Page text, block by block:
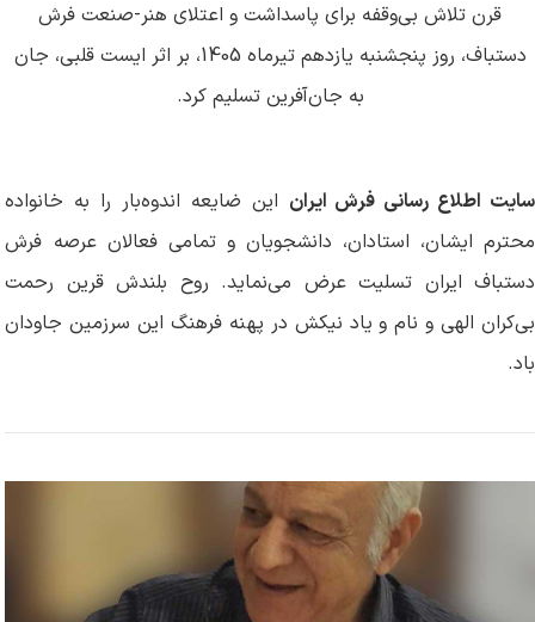
قرن تلاش بی‌وقفه برای پاسداشت و اعتلای هنر-صنعت فرش
دستباف، روز پنجشنبه یازدهم تیرماه 1405، بر اثر ایست قلبی، جان
به جان‌آفرین تسلیم کرد.
سایت اطلاع رسانی فرش ایران این ضایعه اندوه‌بار را به خانواده
محترم ایشان، استادان، دانشجویان و تمامی فعالان عرصه فرش
دستباف ایران تسلیت عرض می‌نماید. روح بلندش قرین رحمت
بی‌کران الهی و نام و یاد نیکش در پهنه فرهنگ این سرزمین جاودان
باد.